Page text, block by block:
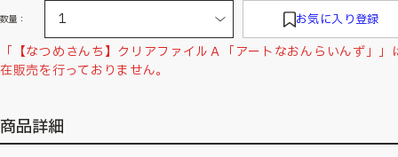
数量： お気に入り登録
「【なつめさんち】クリアファイルＡ「アートなおんらいんず」」
在販売を行っておりません。
商品詳細